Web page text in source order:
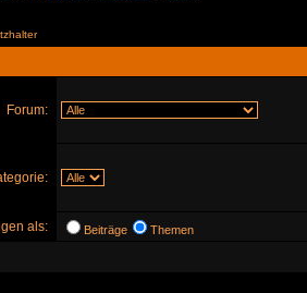
Forum:
als: Beiträge Themen